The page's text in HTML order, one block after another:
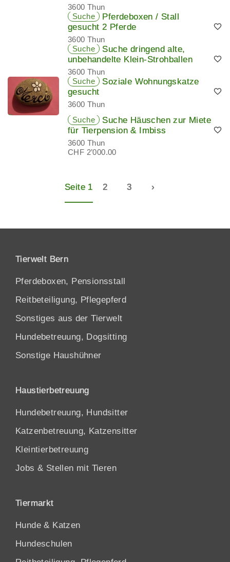
3600 Thun
Suche
Pferdeboxen / Stall
gesucht 2 Pferde
3600 Thun
Suche
Suche dringend alte,
unbehandelte Klein-Strohballen
3600 Thun
Suche
Soziale Wohnungskatze
gesucht
3600 Thun
Suche
Suche Häuschen zur Miete
für Tierpension & Imbiss
3600 Thun
CHF 2’000.00
Seite 1 2 3 ›
Tierwelt Bern
Pferdeboxen, Pensionsstall
Reitbeteiligung, Pflegepferd
Sonstiges aus der Tierwelt
Hundebetreuung, Dogsitting
Sonstige Haushühner
Haustierbetreuung
Hundebetreuung, Hundsitter
Katzenbetreuung, Katzensitter
Kleintierbetreuung
Jobs & Stellen mit Tieren
Tiermarkt
Hunde & Katzen
Hundeschulen